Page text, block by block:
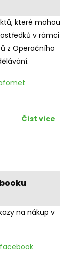
které mohou
v rámci
z Operačního
Číst více
na nákup v
facebook